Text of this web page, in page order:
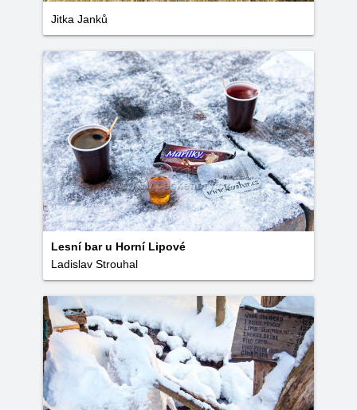
Jitka Janků
Lesní bar u Horní Lipové
Ladislav Strouhal